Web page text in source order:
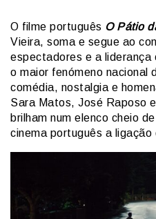
O filme português O Pátio
Vieira, soma e segue ao
espectadores e a
o maior fenómeno nacional
comédia, nostalgia e
Sara Matos, José Raposo
brilham num elenco cheio
cinema português a